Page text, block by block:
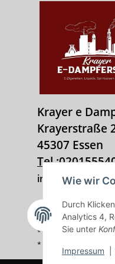
Wie wir
Durch
Analytics 4,
Sie unter
Impressum
Krayer e
Krayerstraße
45307 Essen
Tel.:
info@krayer-
Vertrag widerrufen
* Alle Preise inkl.
* gilt für Lieferungen